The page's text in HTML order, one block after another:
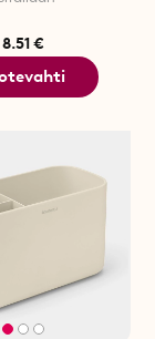
8.51 €